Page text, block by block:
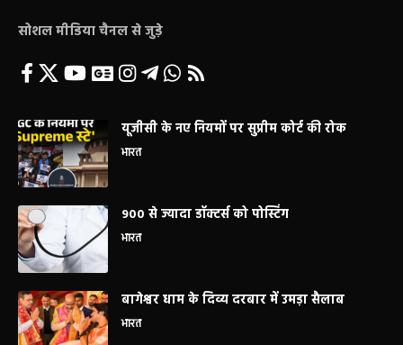
सोशल मीडिया चैनल से जुड़े
यूजीसी के नए नियमों पर सुप्रीम कोर्ट की रोक
भारत
900 से ज्यादा डॉक्टर्स को पोस्टिंग
भारत
बागेश्वर धाम के दिव्य दरबार में उमड़ा सैलाब
भारत